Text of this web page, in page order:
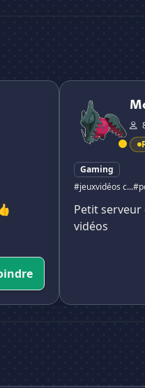
CoC et rencontres
Mouscotte
Gaming
#jeuxvidéos c...
Petit serveur
vidéos